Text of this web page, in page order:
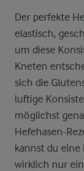
Der perfekte
elastisch,
um diese
Kneten
sich die
luftige
möglichst
Hefehasen-
kannst du
wirklich nur